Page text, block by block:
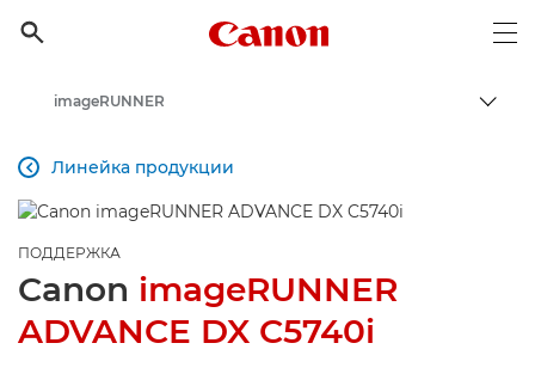

Canon Logo, back to
imageRUNNER
Линейка продукции

ПОДДЕРЖКА
Canon imageRUNNER
ADVANCE DX C5740i